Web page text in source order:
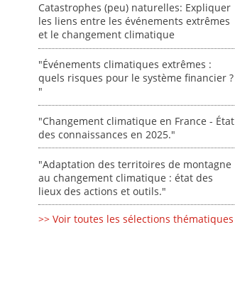
Catastrophes (peu) naturelles: Expliquer
les liens entre les événements extrêmes
et le changement climatique
"Événements climatiques extrêmes :
quels risques pour le système financier ?
"
"Changement climatique en France - État
des connaissances en 2025."
"Adaptation des territoires de montagne
au changement climatique : état des
lieux des actions et outils."
>> Voir toutes les sélections thématiques